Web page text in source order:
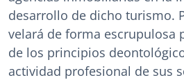
desarrollo de dicho turismo.
velará de forma escrupulosa
de los principios
actividad profesional de sus